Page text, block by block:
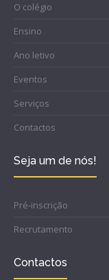
O colégio
Ensino
Ano letivo
Eventos
Serviços
Contactos
Seja um de nós!
Pré-inscrição
Recrutamento
Contactos